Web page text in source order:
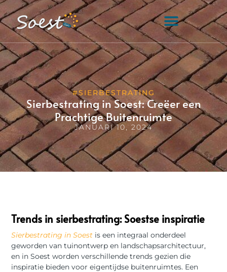
#SIERBESTRATING
Sierbestrating in Soest: Creëer een
Prachtige Buitenruimte
JANUARI 10, 2024
Trends in sierbestrating: Soestse inspiratie
Sierbestrating in Soest is een integraal onderdeel
geworden van tuinontwerp en landschapsarchitectuur,
en in Soest worden verschillende trends gezien die
inspiratie bieden voor eigentijdse buitenruimtes. Een